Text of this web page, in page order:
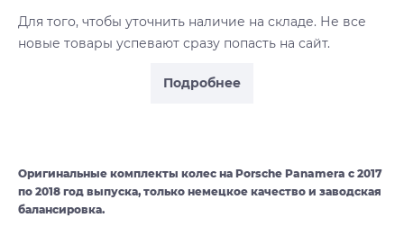
Подробнее
Для того, чтобы уточнить наличие на складе. Не все
новые товары успевают сразу попасть на сайт.
Оригинальные комплекты колес на Porsche Panamera с 2017
по 2018 год выпуска, только немецкое качество и заводская
балансировка.